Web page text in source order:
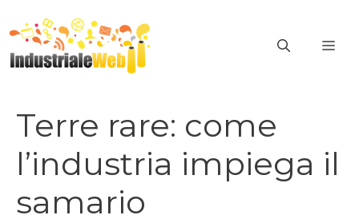
al
contenuto
Terre rare: come
l’industria impiega il
samario